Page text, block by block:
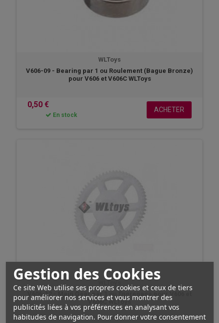
Gestion des Cookies
Ce site Web utilise ses propres cookies et ceux de tiers
pour améliorer nos services et vous montrer des
publicités liées à vos préférences en analysant vos
habitudes de navigation. Pour donner votre consentement
WLToys
V606-09 - Bearing par 1 ou Roulement (Bague Bronze)
pour V606 et V606C WLToys
0,50 €
En stock
ACHETER
V606-12 - Main Gear par 1 ou Engrenage pour V606 et
V606C WLToys